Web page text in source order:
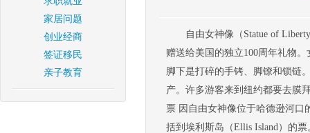
家居问题
创业经商
签证移民
亲子教育
自由女神像（Statue of
赠送给美国的独立100周年礼物
脚下是打碎的手铐、脚镣和锁链
产。许多游客来到纽约都要去膜
票 因自由女神像位于哈德逊河口
括到埃利斯岛（Ellis Island）的